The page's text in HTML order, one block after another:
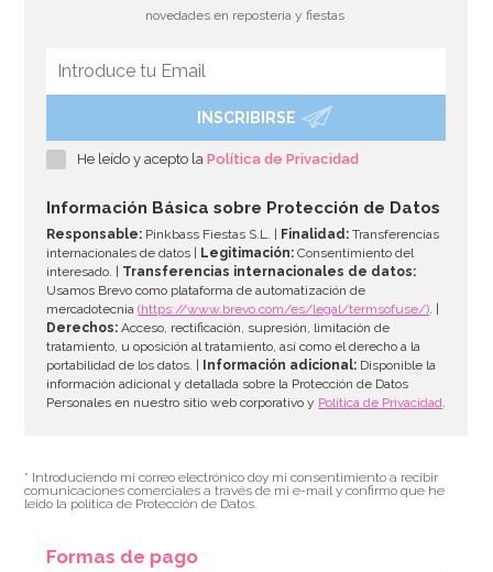
novedades en repostería y fiestas
INSCRIBIRSE
He leído y acepto laPolítica de Privacidad
Información Básica sobre Protección de Datos
Responsable: Pinkbass Fiestas S.L. | Finalidad: Transferencias
internacionales de datos |
Legitimación: Consentimiento del
interesado. | Transferencias internacionales de datos:
Usamos Brevo como plataforma de automatización de
mercadotecnia(https://www.brevo.com/es/legal/termsofuse/). |
Derechos: Acceso, rectificación, supresión, limitación de
tratamiento, u oposición al tratamiento, así como el derecho a la
portabilidad de los datos. |
Información adicional: Disponible la
información adicional y detallada sobre la Protección de Datos
Personales en nuestro sitio web corporativo y Política de Privacidad.
* Introduciendo mi correo electrónico doy mi consentimiento a recibir
comunicaciones comerciales a través de mi e-mail y confirmo que he
leído la política de Protección de Datos.
Formas de pago